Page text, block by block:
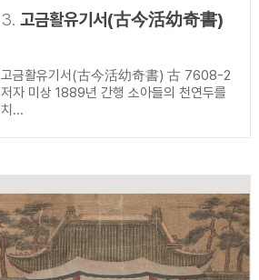
3. 고금활유기서(古今活幼奇書)
고금활유기서(古今活幼奇書) 古 7608-2
저자 미상 1889년 간행 소아들의 천연두를
치...